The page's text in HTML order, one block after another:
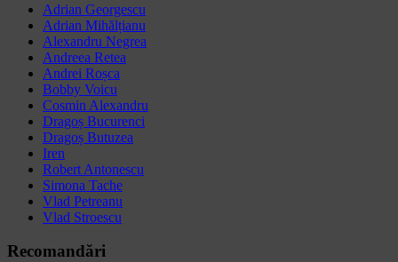
Adrian Georgescu
Adrian Mihălțianu
Alexandru Negrea
Andreea Retea
Andrei Roșca
Bobby Voicu
Cosmin Alexandru
Dragoș Bucurenci
Dragoș Butuzea
Iren
Robert Antonescu
Simona Tache
Vlad Petreanu
Vlad Stroescu
Recomandări